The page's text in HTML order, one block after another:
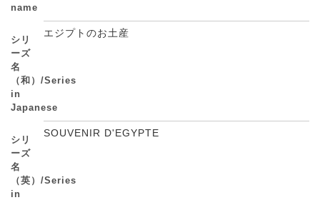
name
シリ
ーズ
名
（和）/Series
in
Japanese
エジプトのお土産
シリ
ーズ
名
（英）/Series
in
SOUVENIR D'EGYPTE